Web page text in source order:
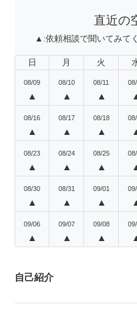
直近の
▲:依頼相談で聞いてみて
日 月 火
08/09
▲
08/10
▲
08/11
▲
08/16
▲
08/17
▲
08/18
▲
08/23
▲
08/24
▲
08/25
▲
08/30
▲
08/31
▲
09/01
▲
09/06
▲
09/07
▲
09/08
▲
自己紹介